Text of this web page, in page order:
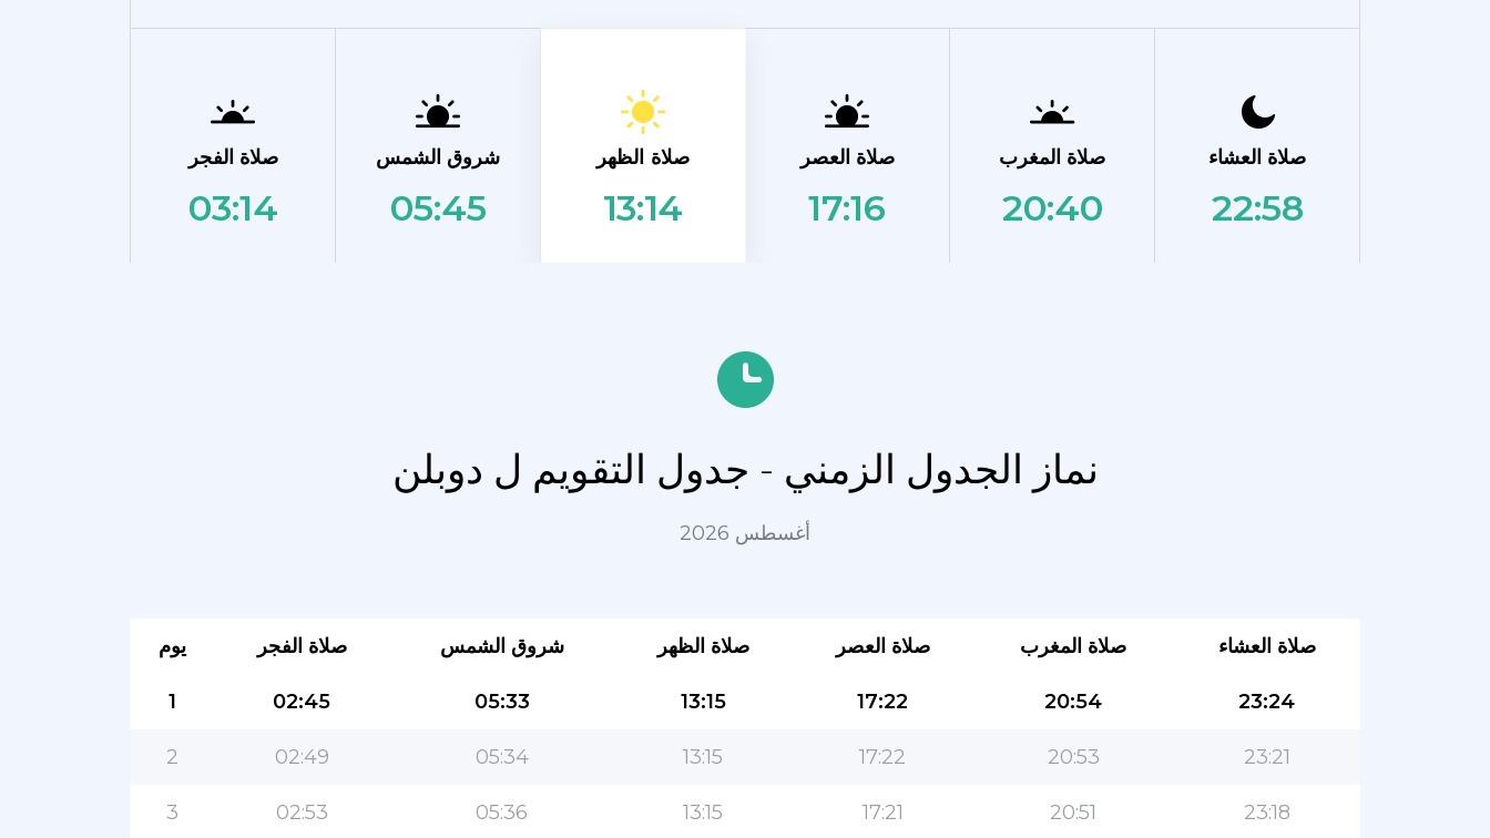
صلاة الفجر
03:14
شروق الشمس
05:45
صلاة الظهر
13:14
صلاة العصر
17:16
صلاة المغرب
20:40
صلاة العشاء
22:58
نماز الجدول الزمني - جدول التقويم ل دوبلن
أغسطس 2026
يوم صلاة الفجر شروق الشمس صلاة الظهر صلاة العصر صلاة المغرب صلاة العشاء
1 02:45 05:33 13:15 17:22 20:54 23:24
2 02:49 05:34 13:15 17:22 20:53 23:21
3 02:53 05:36 13:15 17:21 20:51 23:18 التطبيق الأكثر شعبية للمسلمين!